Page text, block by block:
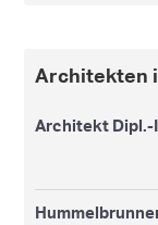
Architekten
Architekt Dipl.-